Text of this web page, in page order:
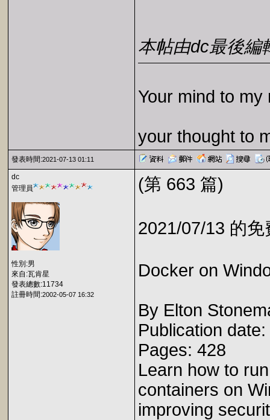
本帖由dc最後編
Your mind to my
your thought to
發表時間:2021-07-13 01:11
dc
管理員
性別:男
來自:瓦肯星
發表總數:11734
註冊時間:2002-05-07 16:32
(第 663 篇)
2021/07/13 的
Docker on
By Elton
Publication
Pages: 428
Learn how to
containers on
improving